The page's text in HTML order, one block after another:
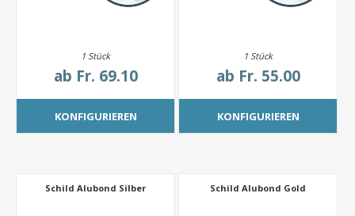
1 Stück
ab Fr. 69.10
KONFIGURIEREN
1 Stück
ab Fr. 55.00
KONFIGURIEREN
Schild Alubond Silber Schild Alubond Gold